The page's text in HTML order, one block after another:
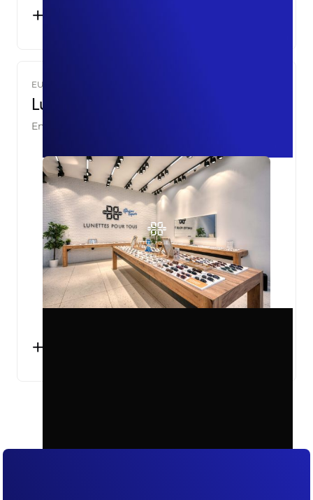
+7,1%
EUROPE
Lunettes pour tous
En partenariat avec
+2000